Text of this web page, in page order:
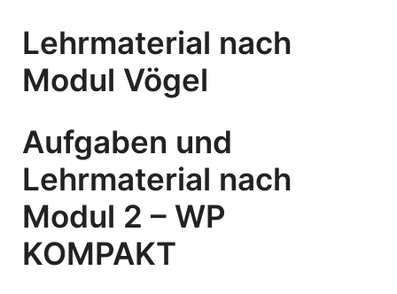
Lehrmaterial nach
Modul Vögel
Aufgaben und
Lehrmaterial nach
Modul 2 – WP
KOMPAKT